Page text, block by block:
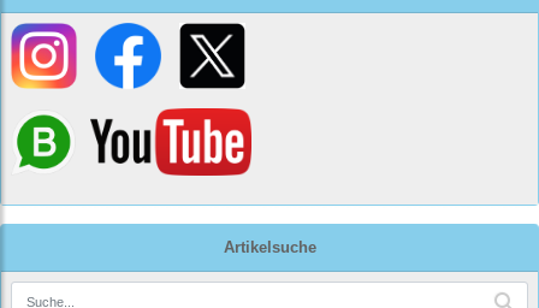
Artikelsuche